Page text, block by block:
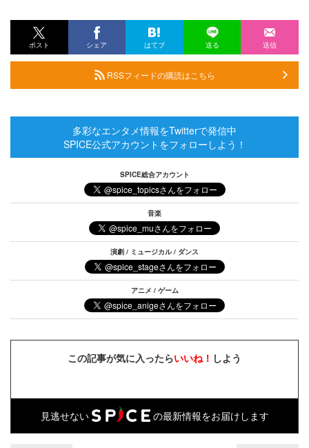
ポスト シェア はてブ 送る 送信
RSSフィードの購読はこちら
多彩なエンタメ情報をTwitterで発信中
SPICE公式アカウントをフォローしよう！
SPICE総合アカウント
音楽
演劇 / ミュージカル / ダンス
アニメ / ゲーム
この記事が気に入ったらいいね！ しよう
見逃せない の最新情報をお届けします